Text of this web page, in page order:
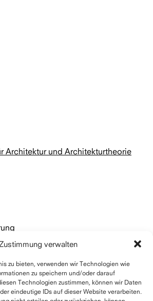
verwalten
zu bieten, verwenden wir Technologien wie
zu speichern und/oder darauf
Technologien zustimmen, können wir Daten
eindeutige IDs auf dieser Website verarbeiten.
Architektur und Architekturtheorie